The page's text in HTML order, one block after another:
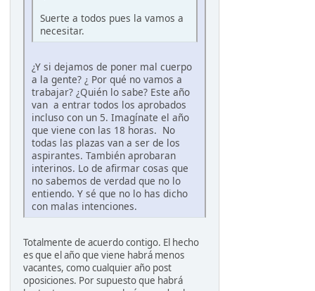
Suerte a todos pues la vamos a
necesitar.
¿Y si dejamos de poner mal cuerpo
a la gente? ¿ Por qué no vamos a
trabajar? ¿Quién lo sabe? Este año
van a entrar todos los aprobados
incluso con un 5. Imagínate el año
que viene con las 18 horas. No
todas las plazas van a ser de los
aspirantes. También aprobaran
interinos. Lo de afirmar cosas que
no sabemos de verdad que no lo
entiendo. Y sé que no lo has dicho
con malas intenciones.
Totalmente de acuerdo contigo. El hecho
es que el año que viene habrá menos
vacantes, como cualquier año post
oposiciones. Por supuesto que habrá